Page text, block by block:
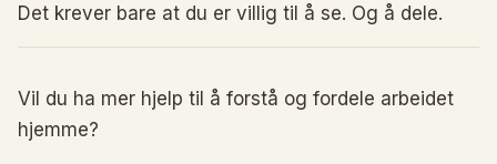
Det krever bare at du er villig til å se. Og å dele.
Vil du ha mer hjelp til å forstå og fordele arbeidet
hjemme?